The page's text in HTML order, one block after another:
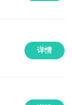
详情